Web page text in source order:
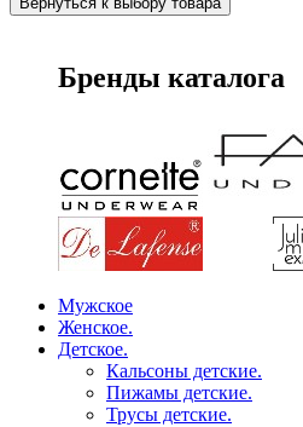
Бренды каталога
Мужское
Женское.
Детское.
Кальсоны детские.
Пижамы детские.
Трусы детские.